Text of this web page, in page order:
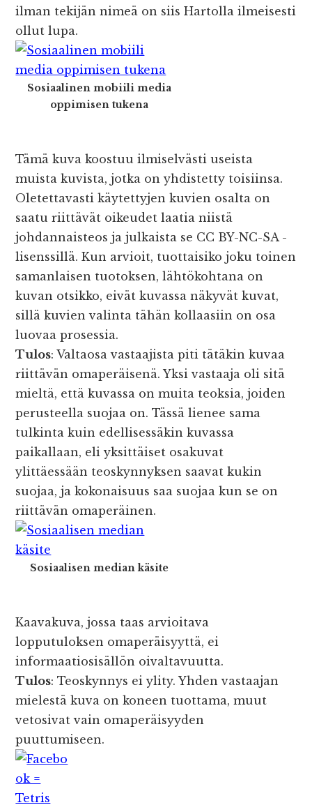
ilman tekijän nimeä on siis Hartolla ilmeisesti
ollut lupa.
Sosiaalinen mobiili media
oppimisen tukena
Tämä kuva koostuu ilmiselvästi useista
muista kuvista, jotka on yhdistetty toisiinsa.
Oletettavasti käytettyjen kuvien osalta on
saatu riittävät oikeudet laatia niistä
johdannaisteos ja julkaista se CC BY-NC-SA -
lisenssillä. Kun arvioit, tuottaisiko joku toinen
samanlaisen tuotoksen, lähtökohtana on
kuvan otsikko, eivät kuvassa näkyvät kuvat,
sillä kuvien valinta tähän kollaasiin on osa
luovaa prosessia.
Tulos: Valtaosa vastaajista piti tätäkin kuvaa
riittävän omaperäisenä. Yksi vastaaja oli sitä
mieltä, että kuvassa on muita teoksia, joiden
perusteella suojaa on. Tässä lienee sama
tulkinta kuin edellisessäkin kuvassa
paikallaan, eli yksittäiset osakuvat
ylittäessään teoskynnyksen saavat kukin
suojaa, ja kokonaisuus saa suojaa kun se on
riittävän omaperäinen.
Sosiaalisen median käsite
Kaavakuva, jossa taas arvioitava
lopputuloksen omaperäisyyttä, ei
informaatiosisällön oivaltavuutta.
Tulos: Teoskynnys ei ylity. Yhden vastaajan
mielestä kuva on koneen tuottama, muut
vetosivat vain omaperäisyyden
puuttumiseen.